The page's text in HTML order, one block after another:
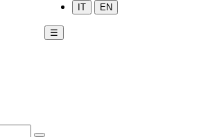
IT EN
☰